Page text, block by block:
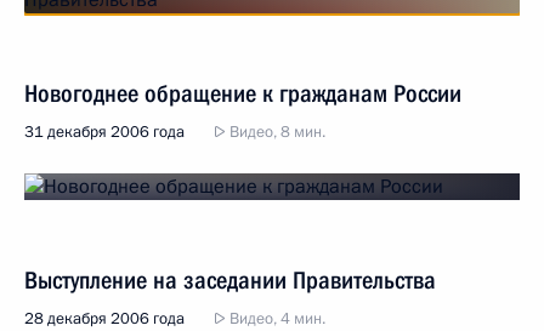
Новогоднее обращение к гражданам России
31 декабря 2006 года Видео, 8 мин.
Выступление на заседании Правительства
28 декабря 2006 года Видео, 4 мин.